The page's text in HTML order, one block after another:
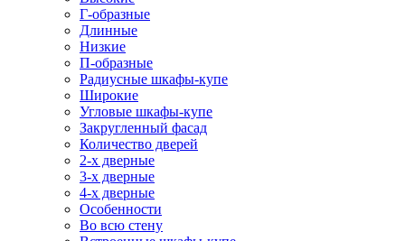
Г-образные
Длинные
Низкие
П-образные
Радиусные шкафы-купе
Широкие
Угловые шкафы-купе
Закругленный фасад
Количество дверей
2-х дверные
3-х дверные
4-х дверные
Особенности
Во всю стену